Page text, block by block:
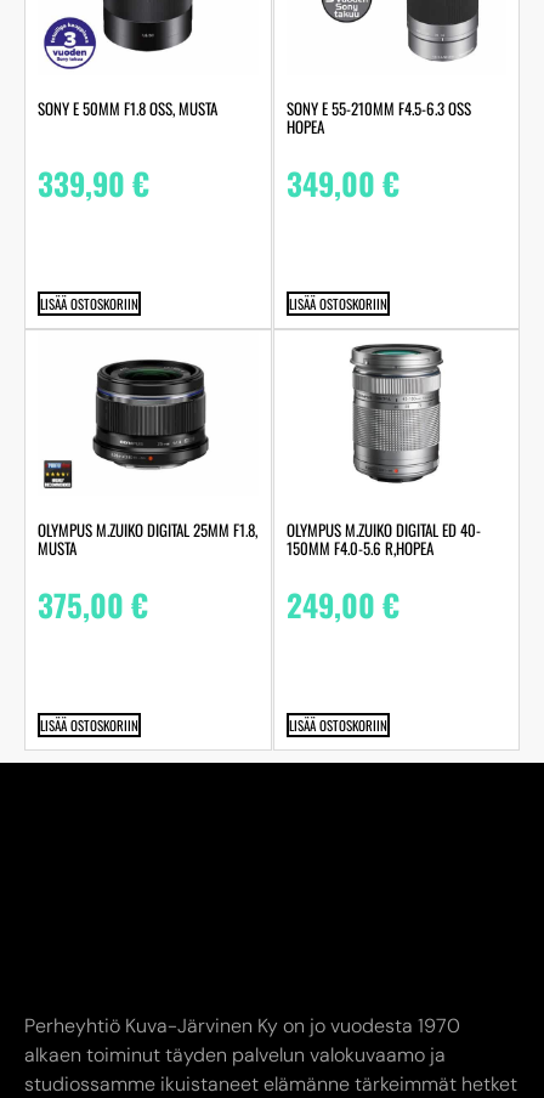
SONY E 50MM F1.8 OSS, MUSTA
339,90€
LISÄÄ OSTOSKORIIN
SONY E 55-210MM F4.5-6.3 OSS
HOPEA
349,00€
LISÄÄ OSTOSKORIIN
OLYMPUS M.ZUIKO DIGITAL 25MM F1.8,
MUSTA
375,00€
LISÄÄ OSTOSKORIIN
OLYMPUS M.ZUIKO DIGITAL ED 40-
150MM F4.0-5.6 R,HOPEA
249,00€
LISÄÄ OSTOSKORIIN
Perheyhtiö Kuva-Järvinen Ky on jo vuodesta 1970
alkaen toiminut täyden palvelun valokuvaamo ja
studiossamme ikuistaneet elämänne tärkeimmät hetket